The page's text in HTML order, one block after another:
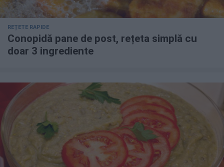
REȚETE RAPIDE
Conopidă pane de post, rețeta simplă cu
doar 3 ingrediente